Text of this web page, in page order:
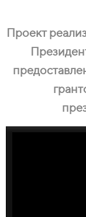
Проект